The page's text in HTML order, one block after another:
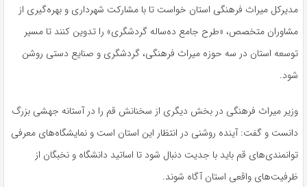
مدیرکل میراث فرهنگی استان خواست تا با مشارکت شهرداری و بهره‌گیری از
مشاوران متخصص، «طرح جامع ده‌ساله گردشگری» را تدوین کنند تا مسیر
توسعه استان در سه حوزه میراث فرهنگی، گردشگری و صنایع دستی روشن
شود.
وزیر میراث فرهنگی در بخش دیگری از سخنانش قم را در آستانه جهشی بزرگ
دانست و گفت: آینده روشنی در انتظار این استان است و نمایشگاه‌های معرفی
توانمندی‌های قم باید با جدیت دنبال شود تا اساتید دانشگاه و نخبگان از
ظرفیت‌های واقعی استان آگاه شوند.